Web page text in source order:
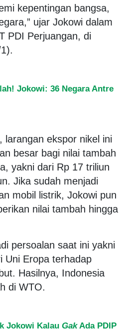
kepentingan bangsa,
ujar Jokowi dalam
PDI Perjuangan, di
Jokowi: 36 Negara Antre
larangan ekspor nikel ini
besar bagi nilai tambah
yakni dari Rp 17 triliun
Jika sudah menjadi
mobil listrik, Jokowi pun
nilai tambah hingga
persoalan saat ini yakni
Uni Eropa terhadap
Hasilnya, Indonesia
di WTO.
Jokowi Kalau GakAda PDIP